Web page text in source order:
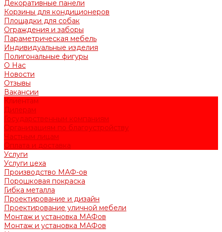
Декоративные панели
Корзины для кондиционеров
Площадки для собак
Ограждения и заборы
Параметрическая мебель
Индивидуальные изделия
Полигональные фигуры
О Нас
Новости
Отзывы
Вакансии
Клиентам
Дилерам
Государственным компаниям
Организациям по благоустройству
Частным лицам
Оплата и доставка
Услуги
Услуги цеха
Производство МАФ-ов
Порошковая покраска
Гибка металла
Проектирование и дизайн
Проектирование уличной мебели
Монтаж и установка МАФов
Монтаж и установка МАФов